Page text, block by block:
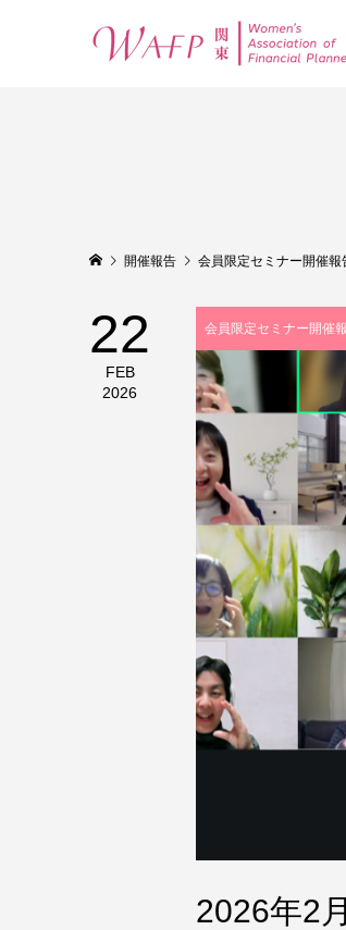
開催報告 会員限定セミナー開催報
22
FEB
2026
会員限定セミナー開催
2026年2